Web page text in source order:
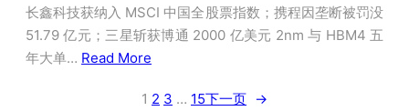
长鑫科技获纳入 MSCI 中国全股票指数；携程因垄断被罚没
51.79 亿元；三星斩获博通 2000 亿美元 2nm 与 HBM4 五
年大单… Read More
1 2 3 … 15下一页 →